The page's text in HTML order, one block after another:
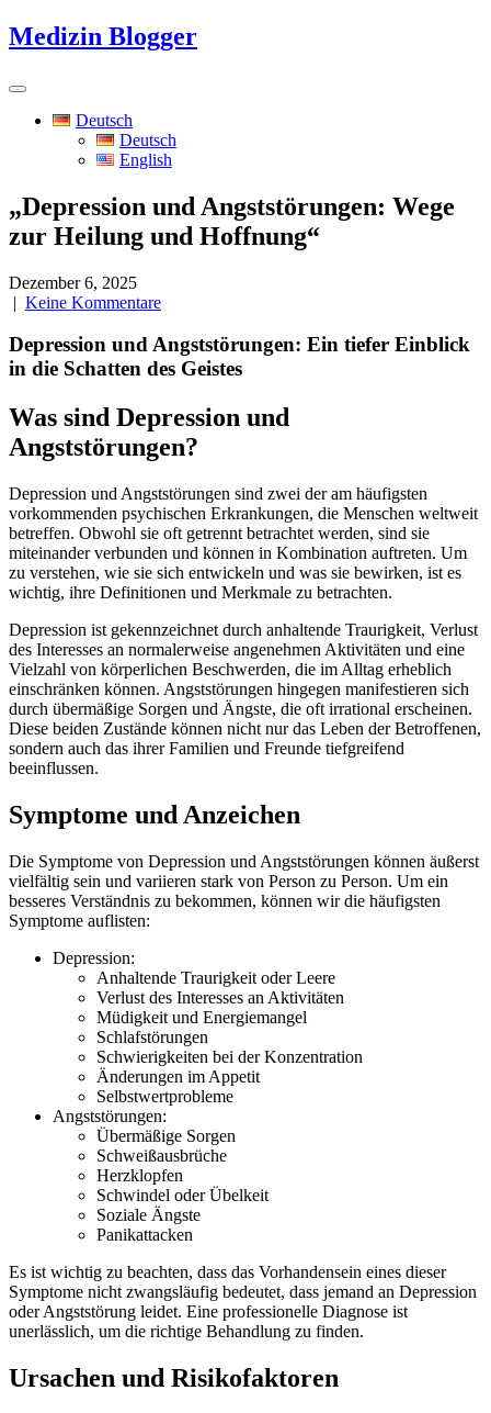
Skip
to
Medizin Blogger
Deutsch
Deutsch
English
„Depression und Angststörungen: Wege
zur Heilung und Hoffnung“
Dezember 6, 2025
| Keine Kommentare
Depression und Angststörungen: Ein tiefer Einblick
in die Schatten des Geistes
Was sind Depression und
Angststörungen?
Depression und Angststörungen sind zwei der am häufigsten
vorkommenden psychischen Erkrankungen, die Menschen weltweit
betreffen. Obwohl sie oft getrennt betrachtet werden, sind sie
miteinander verbunden und können in Kombination auftreten. Um
zu verstehen, wie sie sich entwickeln und was sie bewirken, ist es
wichtig, ihre Definitionen und Merkmale zu betrachten.
Depression ist gekennzeichnet durch anhaltende Traurigkeit, Verlust
des Interesses an normalerweise angenehmen Aktivitäten und eine
Vielzahl von körperlichen Beschwerden, die im Alltag erheblich
einschränken können. Angststörungen hingegen manifestieren sich
durch übermäßige Sorgen und Ängste, die oft irrational erscheinen.
Diese beiden Zustände können nicht nur das Leben der Betroffenen,
sondern auch das ihrer Familien und Freunde tiefgreifend
beeinflussen.
Symptome und Anzeichen
Die Symptome von Depression und Angststörungen können äußerst
vielfältig sein und variieren stark von Person zu Person. Um ein
besseres Verständnis zu bekommen, können wir die häufigsten
Symptome auflisten:
Depression:
Anhaltende Traurigkeit oder Leere
Verlust des Interesses an Aktivitäten
Müdigkeit und Energiemangel
Schlafstörungen
Schwierigkeiten bei der Konzentration
Änderungen im Appetit
Selbstwertprobleme
Angststörungen:
Übermäßige Sorgen
Schweißausbrüche
Herzklopfen
Schwindel oder Übelkeit
Soziale Ängste
Panikattacken
Es ist wichtig zu beachten, dass das Vorhandensein eines dieser
Symptome nicht zwangsläufig bedeutet, dass jemand an Depression
oder Angststörung leidet. Eine professionelle Diagnose ist
unerlässlich, um die richtige Behandlung zu finden.
Ursachen und Risikofaktoren